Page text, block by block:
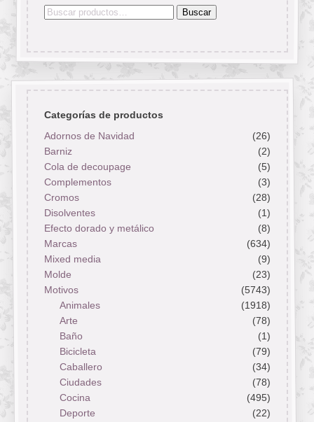
Buscar
Buscar
Categorías de productos
Adornos de Navidad
(26)
Barniz
(2)
Cola de decoupage
(5)
Complementos
(3)
Cromos
(28)
Disolventes
(1)
Efecto dorado y metálico
(8)
Marcas
(634)
Mixed media
(9)
Molde
(23)
Motivos
(5743)
Animales
(1918)
Arte
(78)
Baño
(1)
Bicicleta
(79)
Caballero
(34)
Ciudades
(78)
Cocina
(495)
Deporte
(22)